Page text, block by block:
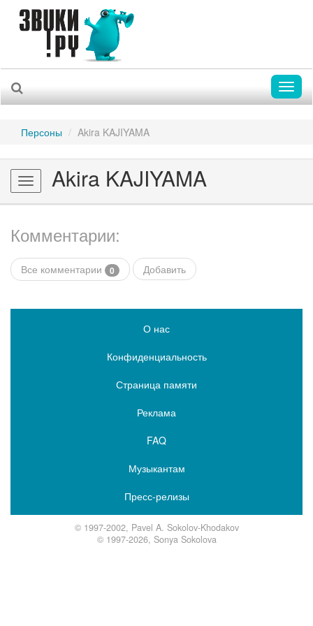
Персоны Akira KAJIYAMA
Toggle
navigation
Akira KAJIYAMA
Комментарии:
Все комментарии 0 Добавить
О нас
Конфиденциальность
Страница памяти
Реклама
FAQ
Музыкантам
Пресс-релизы
© 1997-2002, Pavel A. Sokolov-Khodakov
© 1997-2026, Sonya Sokolova